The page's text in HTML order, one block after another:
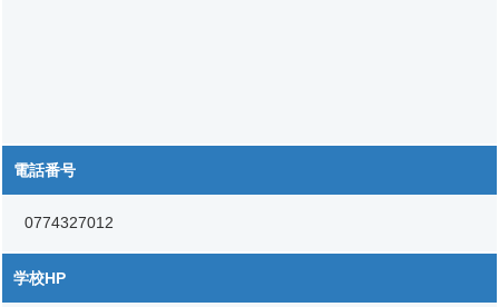
電話番号
0774327012
学校HP